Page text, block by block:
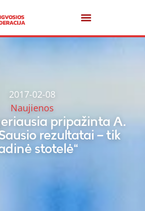
2017-02-08
Naujienos
pripažinta A.
rezultatai – tik
stotelė“